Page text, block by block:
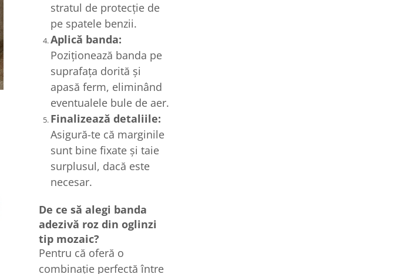
stratul de protecție de
pe spatele benzii.
Aplică banda:
Poziționează banda pe
suprafața dorită și
apasă ferm, eliminând
eventualele bule de aer.
Finalizează detaliile:
Asigură-te că marginile
sunt bine fixate și taie
surplusul, dacă este
necesar.
De ce să alegi banda
adezivă roz din oglinzi
tip mozaic?
Pentru că oferă o
combinație perfectă între